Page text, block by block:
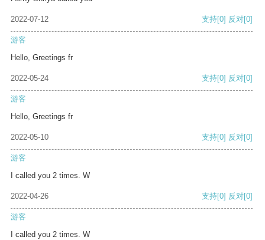
2022-07-12 支持[0] 反对[0]
游客
Hello, Greetings fr
2022-05-24 支持[0] 反对[0]
游客
Hello, Greetings fr
2022-05-10 支持[0] 反对[0]
游客
I called you 2 times. W
2022-04-26 支持[0] 反对[0]
游客
I called you 2 times. W